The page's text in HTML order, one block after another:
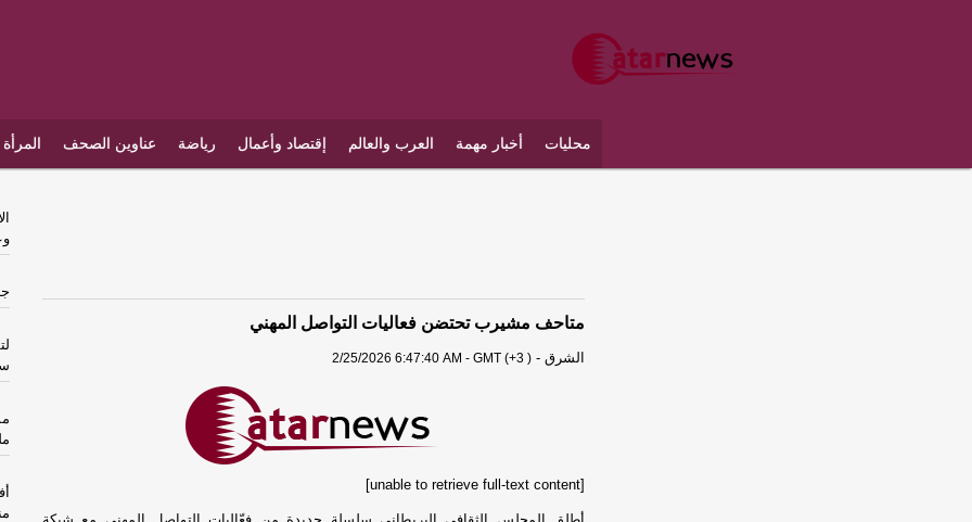
محليات أخبار مهمة العرب والعالم إقتصاد وأعمال رياضة عناوين الصحف
متاحف مشيرب تحتضن فعاليات التواصل المهني
الشرق -
2/25/2026 6:47:40 AM - GMT (+3 )
[unable to retrieve full-text content]